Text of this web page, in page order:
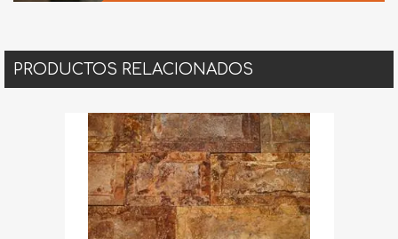
PRODUCTOS RELACIONADOS